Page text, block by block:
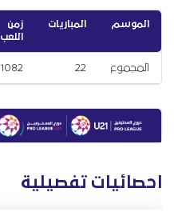
الموسم المباريات
زمن
اللعب
المجموع 22
1082
احصائيات تفصيلية